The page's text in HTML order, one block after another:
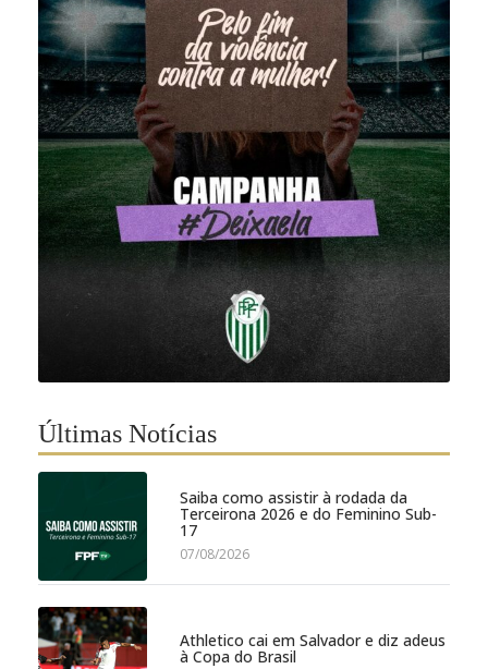
Últimas Notícias
Saiba como assistir à rodada da
Terceirona 2026 e do Feminino Sub-
17
07/08/2026
Athletico cai em Salvador e diz adeus
à Copa do Brasil